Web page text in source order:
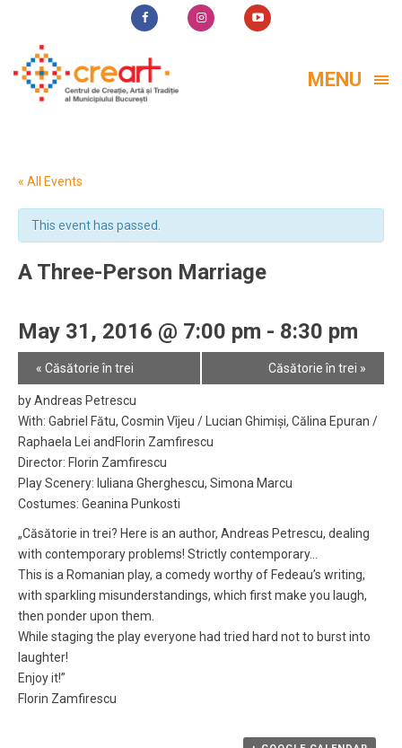
MENU
« All Events
This event has passed.
A Three-Person Marriage
May 31, 2016 @ 7:00 pm - 8:30 pm
Event
Navigation
« Căsătorie în trei Căsătorie în trei »
by Andreas Petrescu
With: Gabriel Fătu, Cosmin Vîjeu / Lucian Ghimiși, Călina Epuran /
Raphaela Lei andFlorin Zamfirescu
Director: Florin Zamfirescu
Play Scenery: Iuliana Gherghescu, Simona Marcu
Costumes: Geanina Punkosti
„Căsătorie in trei? Here is an author, Andreas Petrescu, dealing
with contemporary problems! Strictly contemporary…
This is a Romanian play, a comedy worthy of Fedeau’s writing,
with sparkling misunderstandings, which first make you laugh,
then ponder upon them.
While staging the play everyone had tried hard not to burst into
laughter!
Enjoy it!”
Florin Zamfirescu